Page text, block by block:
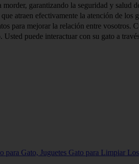
garantizando la seguridad y salud
atraen efectivamente la atención de los
para mejorar la relación entre vosotros.
puede interactuar con su gato a
para Gato, Juguetes Gato para Limpiar